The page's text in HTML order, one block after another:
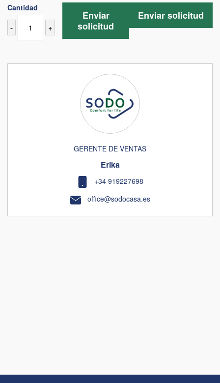
Cantidad
- +
Enviar solicitud
Enviar
solicitud
GERENTE DE VENTAS
Erika
+34 919227698
office@sodocasa.es